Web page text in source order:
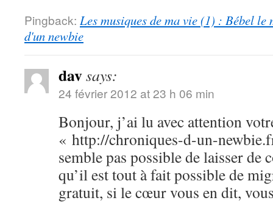
Pingback: Les musiques de ma vie (1) : Bébel le
d'un newbie
davsays:
24 février 2012 at 23 h 06 min
Bonjour, j’ai lu avec attention
« http://chroniques-d-un-
semble pas possible de laisser de
qu’il est tout à fait possible de
gratuit, si le cœur vous en dit,